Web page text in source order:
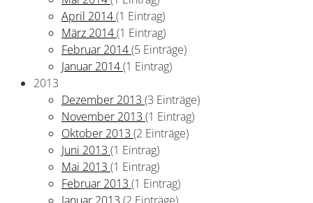
April 2014(1 Eintrag)
März 2014(1 Eintrag)
Februar 2014(5 Einträge)
Januar 2014(1 Eintrag)
2013
Dezember 2013 (3 Einträge)
November 2013 (1 Eintrag)
Oktober 2013 (2 Einträge)
Juni 2013 (1 Eintrag)
Mai 2013 (1 Eintrag)
Februar 2013 (1 Eintrag)